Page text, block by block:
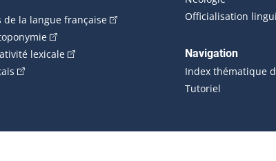
de la langue française(Cet hyperlien externe s'ouvrira
(Cet hyperlien externe s'ouvrira dans une
lexicale(Cet hyperlien externe s'ouvrira dans une
(Cet hyperlien externe s'ouvrira dans une nouvelle
Officialisation
Navigation
Index thématique
Tutoriel